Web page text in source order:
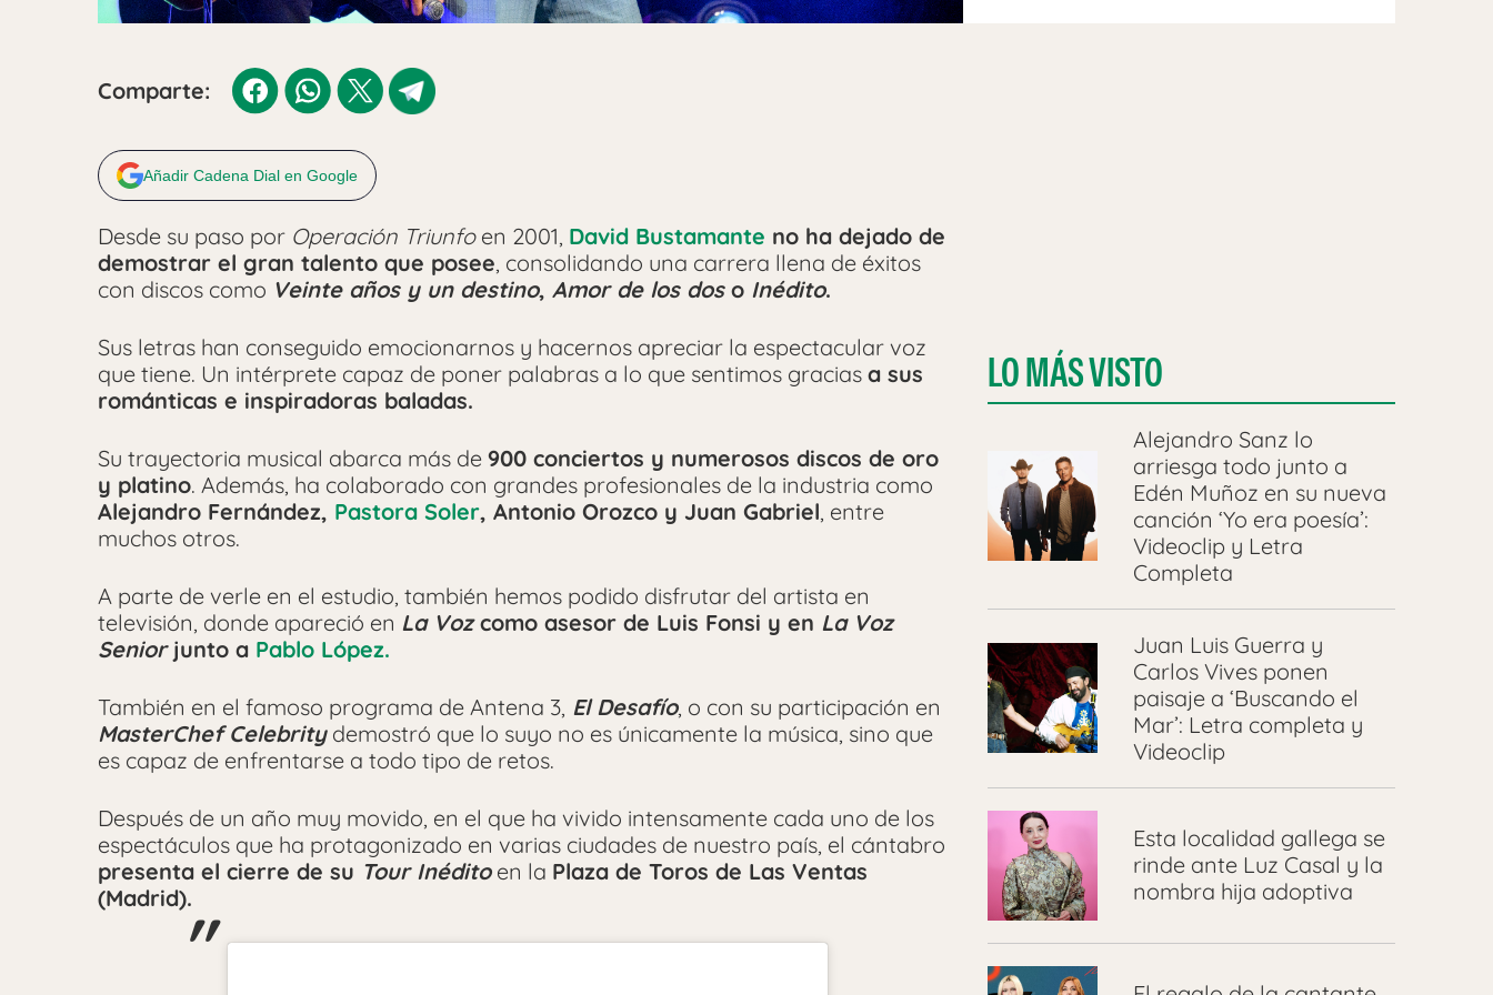
Comparte:
Añadir Cadena Dial en Google
Desde su paso por Operación Triunfoen 2001, David Bustamante no ha dejado de
demostrar el gran talento que posee, consolidando una carrera llena de éxitos
con discos como Veinte años y un destino, Amor de los doso Inédito.
Sus letras han conseguido emocionarnos y hacernos apreciar la espectacular voz
que tiene. Un intérprete capaz de poner palabras a lo que sentimos gracias a sus
románticas e inspiradoras baladas.
Su trayectoria musical abarca más de 900 conciertos y numerosos discos de oro
y platino. Además, ha colaborado con grandes profesionales de la industria como
Alejandro Fernández, Pastora Soler, Antonio Orozco y Juan Gabriel, entre
muchos otros.
A parte de verle en el estudio, también hemos podido disfrutar del artista en
televisión, donde apareció en La Vozcomo asesor de Luis Fonsi y en La Voz
Seniorjunto a Pablo López.
También en el famoso programa de Antena 3, El Desafío, o con su participación en
MasterChef Celebritydemostró que lo suyo no es únicamente la música, sino que
es capaz de enfrentarse a todo tipo de retos.
Después de un año muy movido, en el que ha vivido intensamente cada uno de los
espectáculos que ha protagonizado en varias ciudades de nuestro país, el cántabro
presenta el cierre de su Tour Inéditoen la Plaza de Toros de Las Ventas
(Madrid).
LO MÁS VISTO
Alejandro Sanz lo
arriesga todo junto a
Edén Muñoz en su nueva
canción ‘Yo era poesía’:
Videoclip y Letra
Completa
Juan Luis Guerra y
Carlos Vives ponen
paisaje a ‘Buscando el
Mar’: Letra completa y
Videoclip
Esta localidad gallega se
rinde ante Luz Casal y la
nombra hija adoptiva